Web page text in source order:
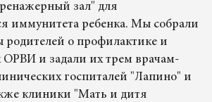
зал" для
иммунитета ребенка. Мы собрали
родителей о профилактике и
ОРВИ и задали их трем врачам-
госпиталей "Лапино" и
клиники "Мать и дитя